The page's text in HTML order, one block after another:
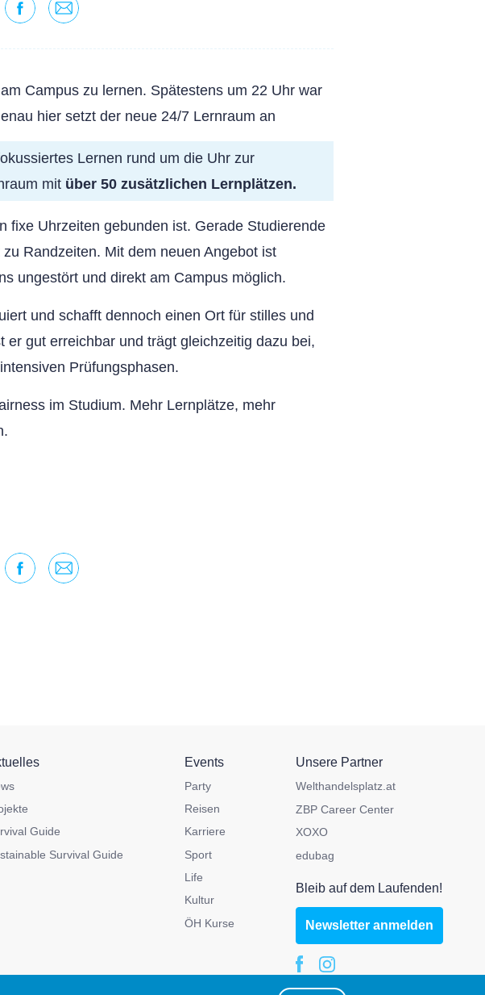
Campus zu lernen. Spätestens um 22 Uhr war
hier setzt der neue 24/7 Lernraum an
Lernen rund um die Uhr zur
mit über 50 zusätzlichen Lernplätzen.
fixe Uhrzeiten gebunden ist. Gerade Studierende
Randzeiten. Mit dem neuen Angebot ist
ungestört und direkt am Campus möglich.
und schafft dennoch einen Ort für stilles und
gut erreichbar und trägt gleichzeitig dazu bei,
Prüfungsphasen.
im Studium. Mehr Lernplätze, mehr
Guide
Survival Guide
Events
Party
Reisen
Karriere
Sport
Life
Kultur
ÖH Kurse
Unsere Partner
Welthandelsplatz.at
ZBP Career Center
XOXO
edubag
Bleib auf dem Laufenden!
Newsletter anmelden